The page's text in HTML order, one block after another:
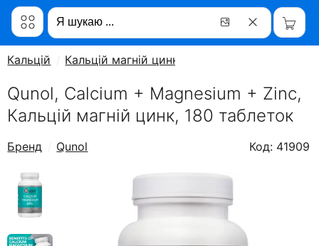
Кальцій Кальцій магній цинк
Qunol, Calcium + Magnesium + Zinc,
Кальцій магній цинк, 180 таблеток
Бренд Qunol Код: 41909